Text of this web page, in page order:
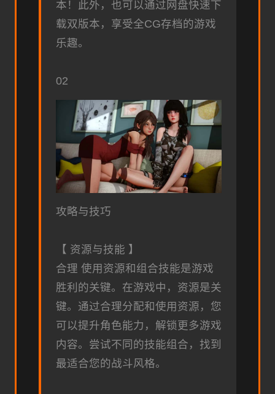
本！此外，也可以通过网盘快速下
载双版本，享受全CG存档的游戏
乐趣。
02
攻略与技巧
【 资源与技能 】
合理 使用资源和组合技能是游戏
胜利的关键。在游戏中，资源是关
键。通过合理分配和使用资源，您
可以提升角色能力，解锁更多游戏
内容。尝试不同的技能组合，找到
最适合您的战斗风格。